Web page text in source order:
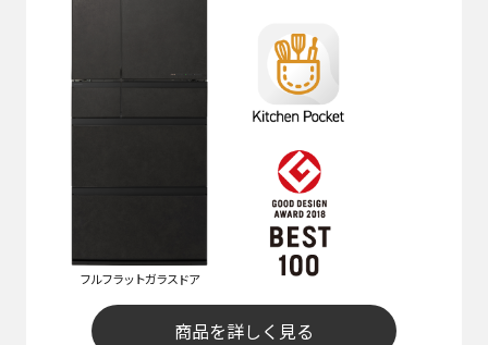
フルフラットガラスドア
商品を詳しく見る